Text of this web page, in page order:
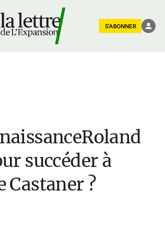
S'ABONNER
succéder à
Castaner ?